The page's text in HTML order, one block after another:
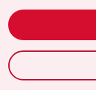
Seitenwende